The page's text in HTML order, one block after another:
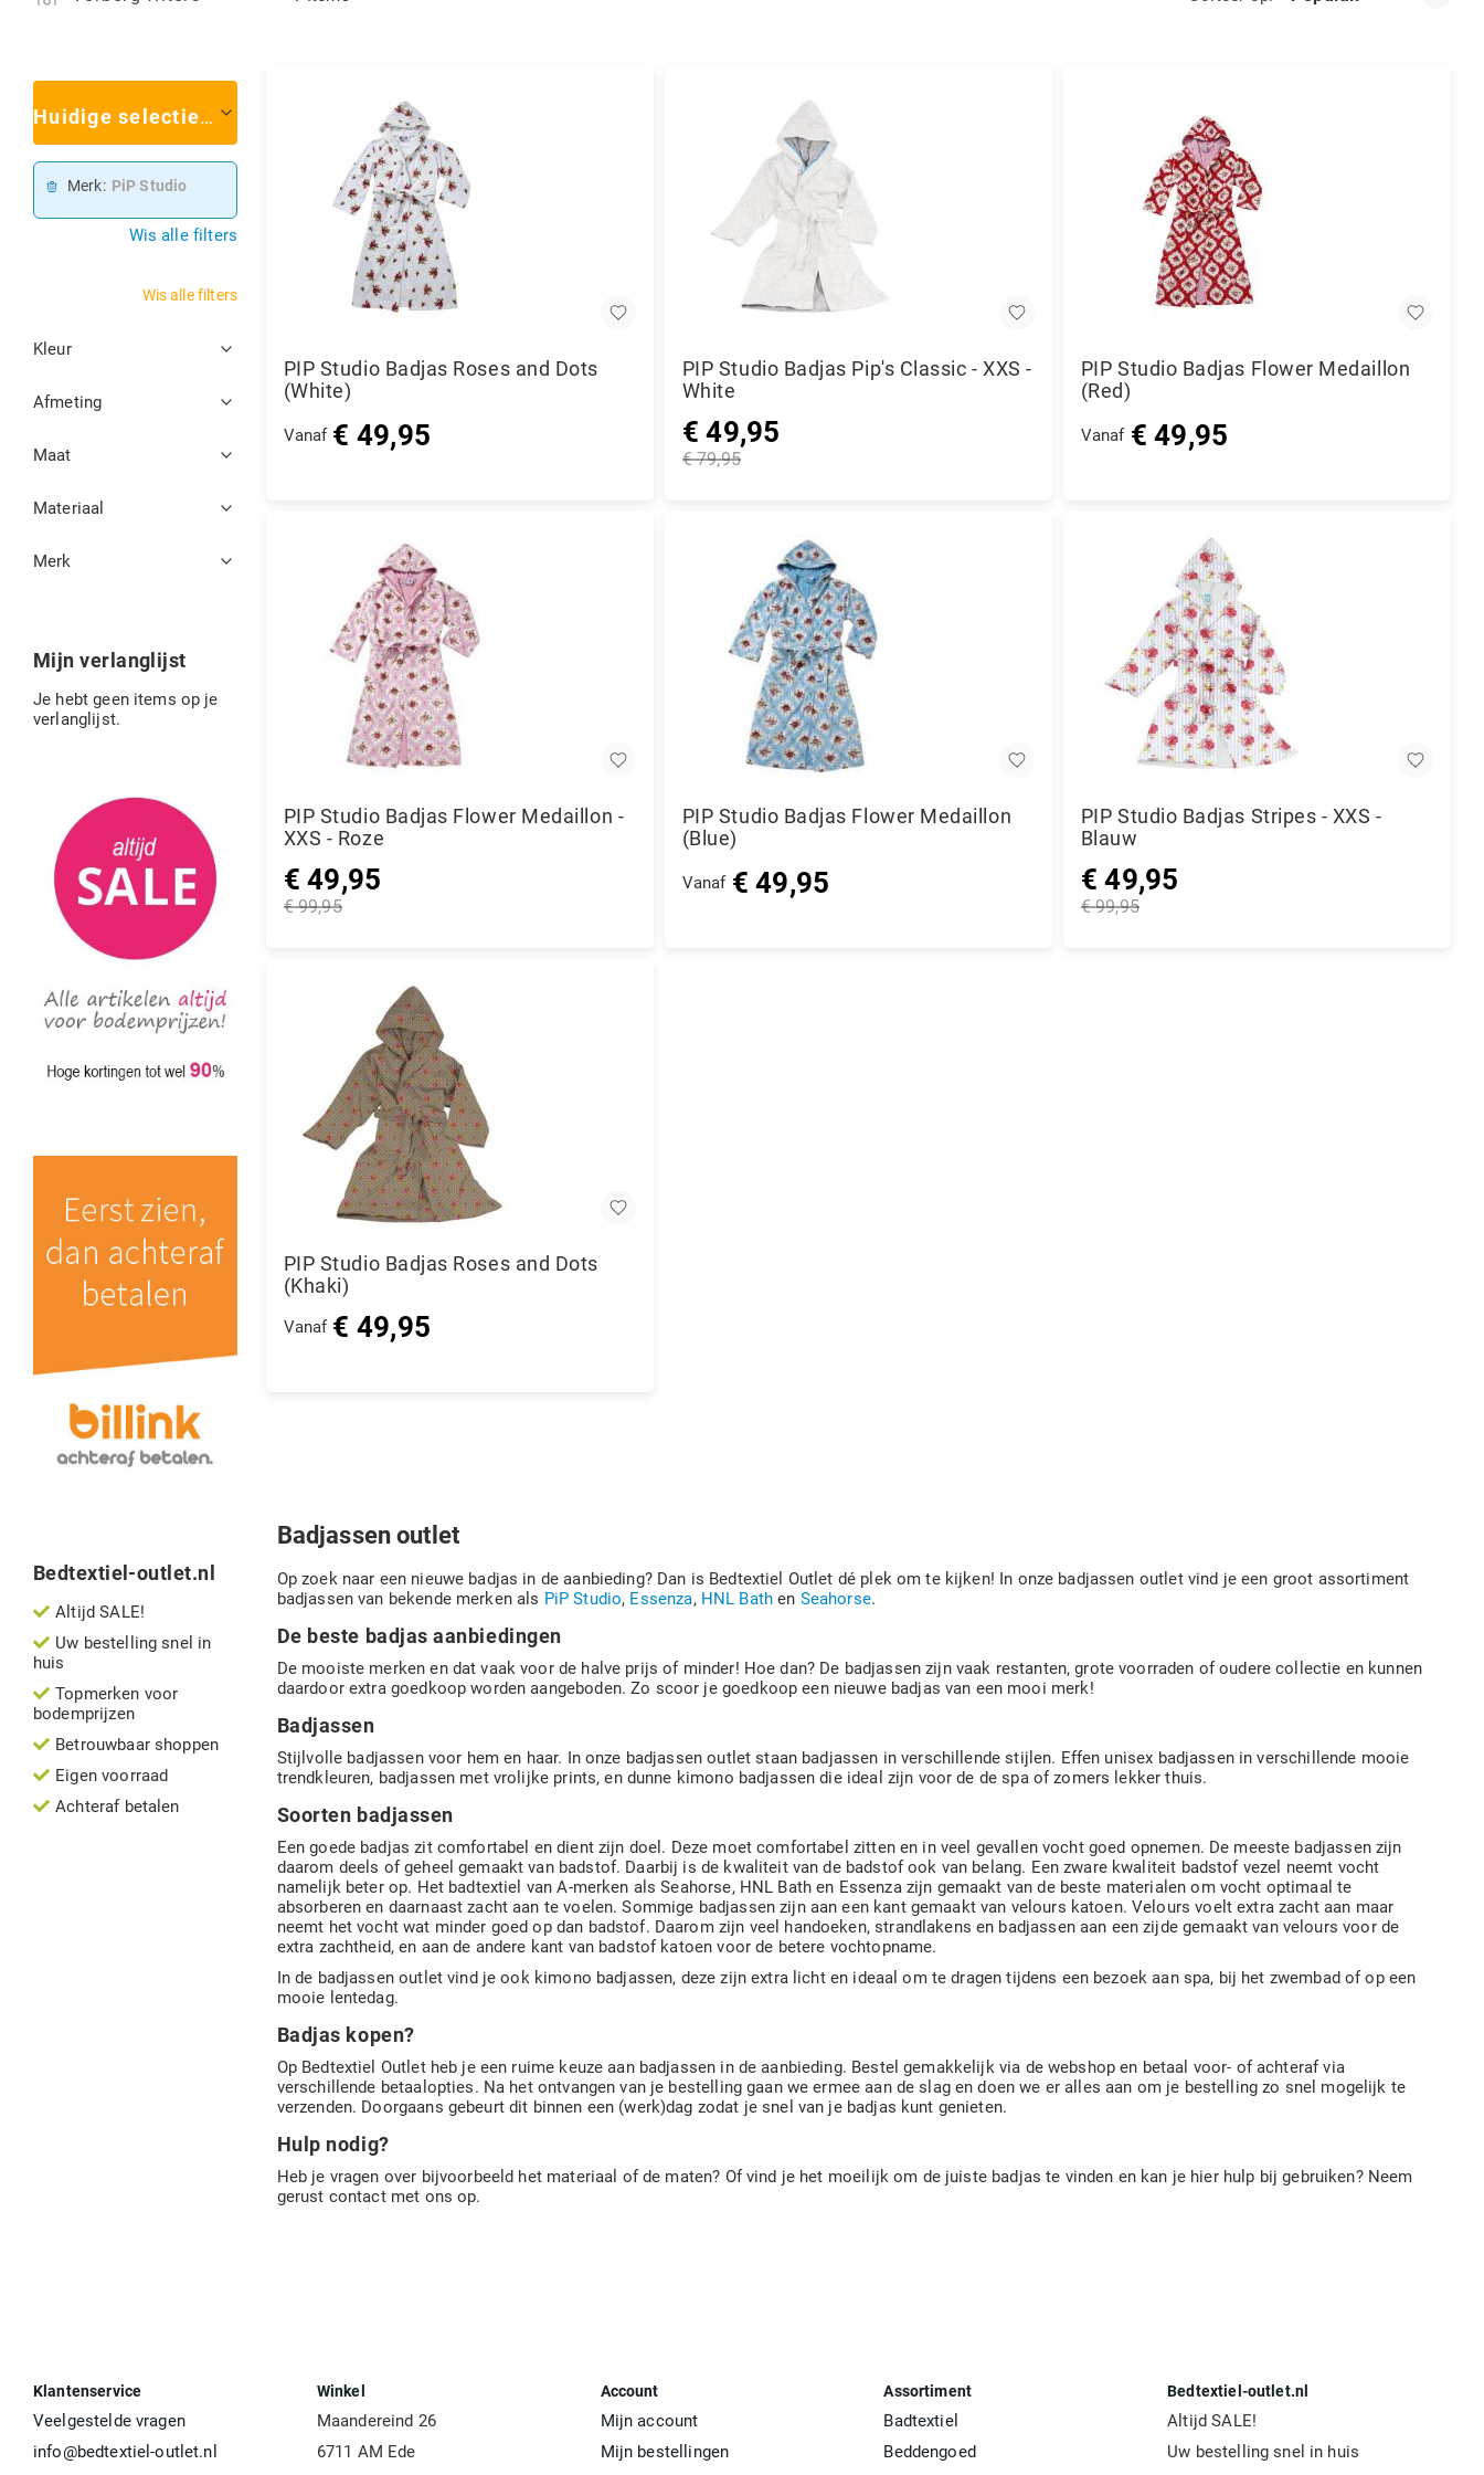
PIP Studio Badjas Roses and Dots
(White)
Vanaf € 49,95
PIP Studio Badjas Pip's Classic - XXS -
White
Speciale
€ 49,95
€ 79,95
PIP Studio Badjas Flower Medaillon
(Red)
Vanaf € 49,95
PIP Studio Badjas Flower Medaillon -
XXS - Roze
Speciale
€ 49,95
€ 99,95
PIP Studio Badjas Flower Medaillon
(Blue)
Vanaf € 49,95
PIP Studio Badjas Stripes - XXS -
Blauw
Speciale
€ 49,95
€ 99,95
PIP Studio Badjas Roses and Dots
(Khaki)
Vanaf € 49,95
Badjassen outlet
Op zoek naar een nieuwe badjas in de aanbieding? Dan is Bedtextiel Outlet dé plek om te kijken! In onze badjassen outlet vind je een groot assortiment
badjassen van bekende merken als PiP Studio, Essenza, HNL Bath en Seahorse.
De beste badjas aanbiedingen
De mooiste merken en dat vaak voor de halve prijs of minder! Hoe dan? De badjassen zijn vaak restanten, grote voorraden of oudere collectie en kunnen
daardoor extra goedkoop worden aangeboden. Zo scoor je goedkoop een nieuwe badjas van een mooi merk!
Badjassen
Stijlvolle badjassen voor hem en haar. In onze badjassen outlet staan badjassen in verschillende stijlen. Effen unisex badjassen in verschillende mooie
trendkleuren, badjassen met vrolijke prints, en dunne kimono badjassen die ideal zijn voor de de spa of zomers lekker thuis.
Soorten badjassen
Een goede badjas zit comfortabel en dient zijn doel. Deze moet comfortabel zitten en in veel gevallen vocht goed opnemen. De meeste badjassen zijn
daarom deels of geheel gemaakt van badstof. Daarbij is de kwaliteit van de badstof ook van belang. Een zware kwaliteit badstof vezel neemt vocht
namelijk beter op. Het badtextiel van A-merken als Seahorse, HNL Bath en Essenza zijn gemaakt van de beste materialen om vocht optimaal te
absorberen en daarnaast zacht aan te voelen. Sommige badjassen zijn aan een kant gemaakt van velours katoen. Velours voelt extra zacht aan maar
neemt het vocht wat minder goed op dan badstof. Daarom zijn veel handoeken, strandlakens en badjassen aan een zijde gemaakt van velours voor de
extra zachtheid, en aan de andere kant van badstof katoen voor de betere vochtopname.
In de badjassen outlet vind je ook kimono badjassen, deze zijn extra licht en ideaal om te dragen tijdens een bezoek aan spa, bij het zwembad of op een
mooie lentedag.
Badjas kopen?
Op Bedtextiel Outlet heb je een ruime keuze aan badjassen in de aanbieding. Bestel gemakkelijk via de webshop en betaal voor- of achteraf via
verschillende betaalopties. Na het ontvangen van je bestelling gaan we ermee aan de slag en doen we er alles aan om je bestelling zo snel mogelijk te
verzenden. Doorgaans gebeurt dit binnen een (werk)dag zodat je snel van je badjas kunt genieten.
Hulp nodig?
Heb je vragen over bijvoorbeeld het materiaal of de maten? Of vind je het moeilijk om de juiste badjas te vinden en kan je hier hulp bij gebruiken? Neem
gerust contact met ons op.
Huidige selectie (1)
Merk PiP Studio
Wis alle filters
Wis alle filters
Kleur
Afmeting
Maat
Materiaal
Merk
Mijn verlanglijst
Je hebt geen items op je
verlanglijst.
Bedtextiel-outlet.nl
Altijd SALE!
Uw bestelling snel in
huis
Topmerken voor
bodemprijzen
Betrouwbaar shoppen
Eigen voorraad
Achteraf betalen
Klantenservice
Veelgestelde vragen
info@bedtextiel-outlet.nl
Winkel
Maandereind 26
6711 AM Ede
Account
Mijn account
Mijn bestellingen
Assortiment
Badtextiel
Beddengoed
Bedtextiel-outlet.nl
Altijd SALE!
Uw bestelling snel in huis